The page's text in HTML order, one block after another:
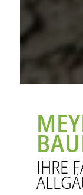
IHRE